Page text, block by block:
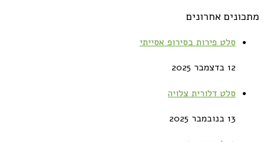
מתכונים אחרונים
סלט פירות בסירופ אסייתי
12 בדצמבר 2025
סלט דלורית צלויה
13 בנובמבר 2025